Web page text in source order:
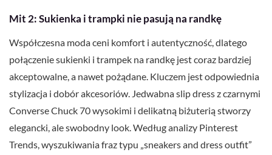
Mit 2: Sukienka i trampki nie pasują na randkę
Współczesna moda ceni komfort i autentyczność, dlatego
połączenie sukienki i trampek na randkę jest coraz bardziej
akceptowalne, a nawet pożądane. Kluczem jest odpowiednia
stylizacja i dobór akcesoriów. Jedwabna slip dress z czarnymi
Converse Chuck 70 wysokimi i delikatną biżuterią stworzy
elegancki, ale swobodny look. Według analizy Pinterest
Trends, wyszukiwania fraz typu „sneakers and dress outfit”